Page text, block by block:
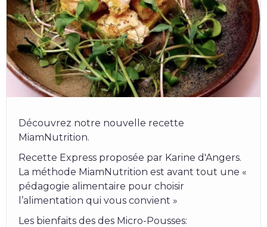
Découvrez notre nouvelle recette
MiamNutrition.
Recette Express proposée par Karine d'Angers.
La méthode MiamNutrition est avant tout une «
pédagogie alimentaire pour choisir
l’alimentation qui vous convient »
Les bienfaits des des Micro-Pousses: